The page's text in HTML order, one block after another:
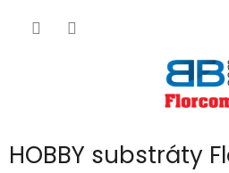
HOBBY substráty